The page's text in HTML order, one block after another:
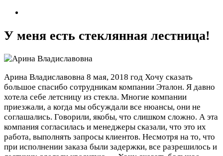
У меня есть стеклянная лестница!
Арина Владиславовна 8 мая, 2018 год Хочу сказать
большое спасибо сотрудникам компании Эталон. Я давно
хотела себе летсницу из стекла. Многие компании
приезжали, а когда мы обсуждали все нюансы, они не
соглашались. Говорили, якобы, что слишком сложно. А эта
компания согласилась и менеджеры сказали, что это их
работа, выполнять запросы клиентов. Несмотря на то, что
при исполнении заказа были задержки, все разрешилось и